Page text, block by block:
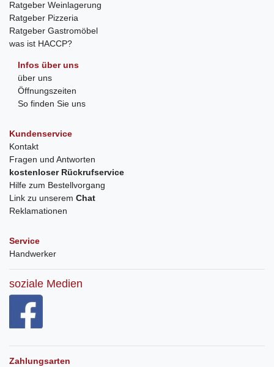
Ratgeber Weinlagerung
Ratgeber Pizzeria
Ratgeber Gastromöbel
was ist HACCP?
Infos über uns
über uns
Öffnungszeiten
So finden Sie uns
Kundenservice
Kontakt
Fragen und Antworten
kostenloser Rückrufservice
Hilfe zum Bestellvorgang
Link zu unserem Chat
Reklamationen
Service
Handwerker
soziale Medien
Zahlungsarten